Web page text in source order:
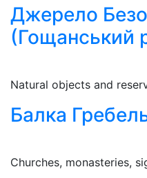
Джерело
(Гощанський
Natural objects and
Балка
Churches, monasteries,